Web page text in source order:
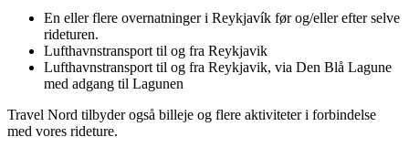
En eller flere overnatninger i Reykjavík før og/eller efter selve
rideturen.
Lufthavnstransport til og fra Reykjavik
Lufthavnstransport til og fra Reykjavik, via Den Blå Lagune
med adgang til Lagunen
Travel Nord tilbyder også billeje og flere aktiviteter i forbindelse
med vores rideture.